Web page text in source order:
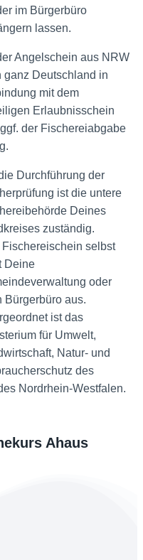
im Bürgerbüro
lassen.
Angelschein aus NRW
ganz Deutschland in
mit dem
Erlaubnisschein
der Fischereiabgabe
Durchführung der
ist die untere
Deines
zuständig.
Fischereischein selbst
Deine
oder
Bürgerbüro aus.
ist das
für Umwelt,
Natur- und
des
Nordrhein-Westfalen.
Ahaus